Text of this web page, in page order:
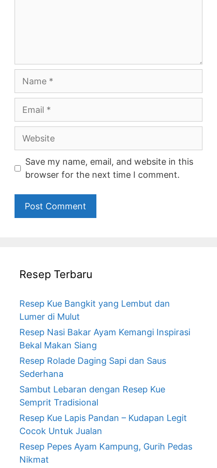
Website
Save my name, email, and website in this
browser for the next time I comment.
Resep Terbaru
Resep Kue Bangkit yang Lembut dan
Lumer di Mulut
Resep Nasi Bakar Ayam Kemangi Inspirasi
Bekal Makan Siang
Resep Rolade Daging Sapi dan Saus
Sederhana
Sambut Lebaran dengan Resep Kue
Semprit Tradisional
Resep Kue Lapis Pandan – Kudapan Legit
Cocok Untuk Jualan
Resep Pepes Ayam Kampung, Gurih Pedas
Nikmat